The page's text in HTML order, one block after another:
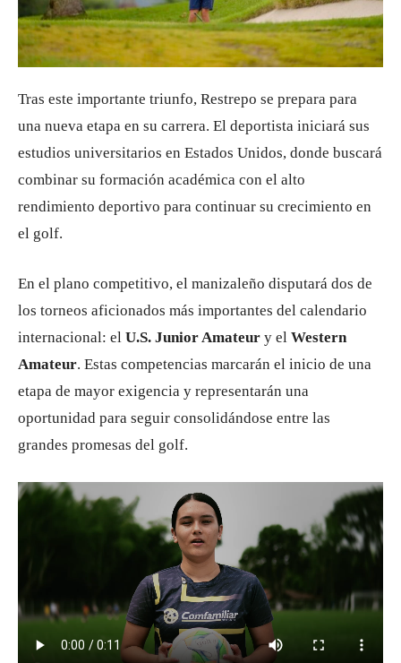
Tras este importante triunfo, Restrepo se prepara para
una nueva etapa en su carrera. El deportista iniciará sus
estudios universitarios en Estados Unidos, donde buscará
combinar su formación académica con el alto
rendimiento deportivo para continuar su crecimiento en
el golf.
En el plano competitivo, el manizaleño disputará dos de
los torneos aficionados más importantes del calendario
internacional: el U.S. Junior Amateur y el Western
Amateur. Estas competencias marcarán el inicio de una
etapa de mayor exigencia y representarán una
oportunidad para seguir consolidándose entre las
grandes promesas del golf.